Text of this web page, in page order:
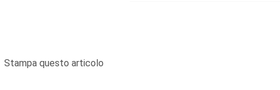
Stampa questo articolo